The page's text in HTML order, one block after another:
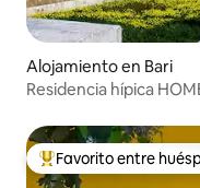
Alojamiento en Bari
Residencia hípica
Favorito entre
Favorito entre